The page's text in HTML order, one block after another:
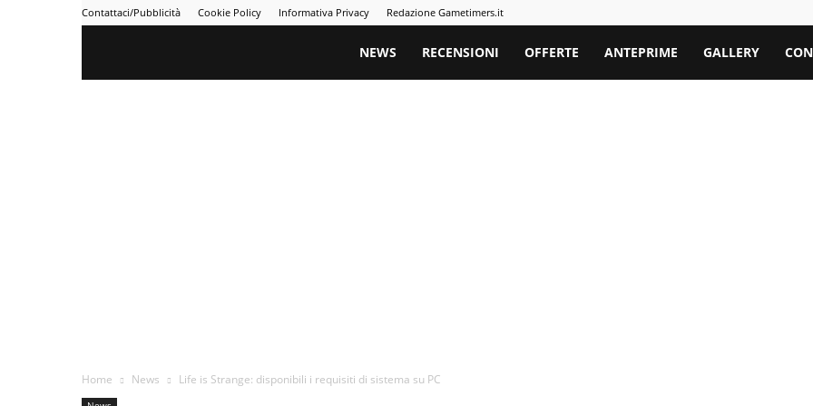
Contattaci/Pubblicità Cookie Policy Informativa Privacy Redazione Gametimers.it
Gametimers
NEWS RECENSIONI OFFERTE ANTEPRIME GALLERY
Home News Life is Strange: disponibili i requisiti di sistema su PC